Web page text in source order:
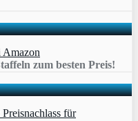
zum besten Preis!
für